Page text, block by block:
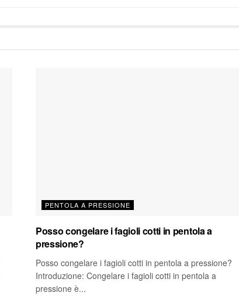
PENTOLA A PRESSIONE
Posso congelare i fagioli cotti in pentola a
pressione?
Posso congelare i fagioli cotti in pentola a pressione?
Introduzione: Congelare i fagioli cotti in pentola a
pressione è...